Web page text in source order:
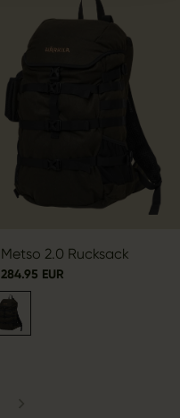
Metso 2.0 Rucksack
284.95 EUR